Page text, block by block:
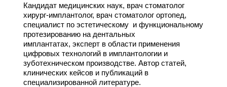
Кандидат медицинских наук, врач стоматолог
хирург-имплантолог, врач стоматолог ортопед,
специалист по эстетическому и функциональному
протезированию на дентальных
имплантатах, эксперт в области применения
цифровых технологий в имплантологии и
зуботехническом производстве. Автор статей,
клинических кейсов и публикаций в
специализированной литературе.